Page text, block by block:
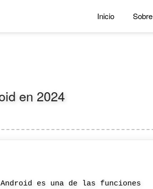
Inicio Sobre
en 2024
es una de las funciones